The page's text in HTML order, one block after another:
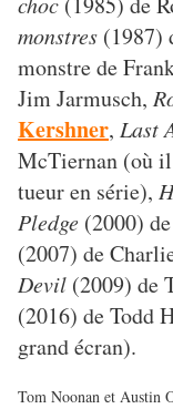
monstres (1987)
monstre de
Jim Jarmusch,
Kershner, Last
McTiernan (où
tueur en série),
Pledge (2000)
(2007) de
Devil (2009) de
(2016) de Todd
grand écran).
Tom Noonan et Austin